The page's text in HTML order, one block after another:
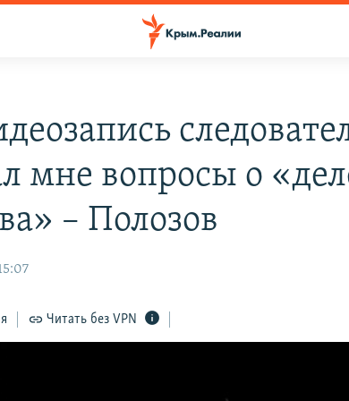
мне вопросы о
– Полозов
Читать без VPN